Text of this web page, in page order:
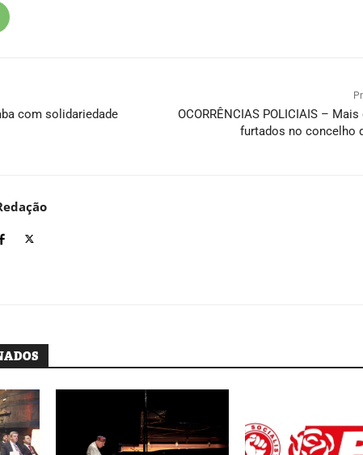
com solidariedade
OCORRÊNCIAS POLICIAIS –
furtados no concelho